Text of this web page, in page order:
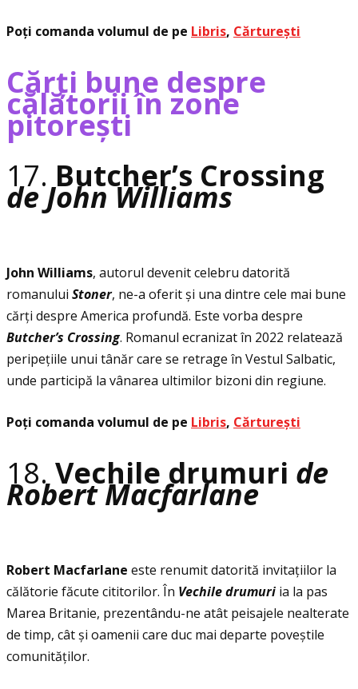
Poţi comanda volumul de pe Libris, Cărturești
Cărţi bune despre
călătorii în zone
pitorești
17. Butcher’s Crossing
de John Williams
John Williams, autorul devenit celebru datorită
romanului Stoner, ne-a oferit și una dintre cele mai bune
cărţi despre America profundă. Este vorba despre
Butcher’s Crossing. Romanul ecranizat în 2022 relatează
peripeţiile unui tânăr care se retrage în Vestul Salbatic,
unde participă la vânarea ultimilor bizoni din regiune.
Poţi comanda volumul de pe Libris, Cărturești
18.Vechile drumuri de
Robert Macfarlane
Robert Macfarlane este renumit datorită invitaţiilor la
călătorie făcute cititorilor. În Vechile drumuri ia la pas
Marea Britanie, prezentându-ne atât peisajele nealterate
de timp, cât și oamenii care duc mai departe poveștile
comunităţilor.